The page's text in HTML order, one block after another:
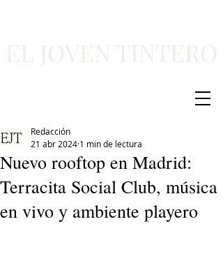
Nuevo rooftop en Madrid:
Terracita Social Club, música
en vivo y ambiente playero
Redacción
21 abr 2024 1 min de lectura